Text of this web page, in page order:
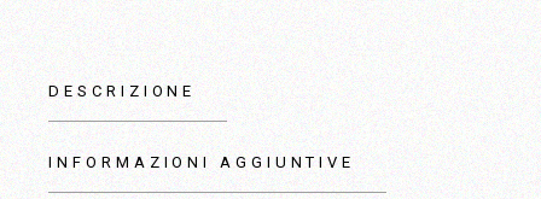
DESCRIZIONE
INFORMAZIONI AGGIUNTIVE